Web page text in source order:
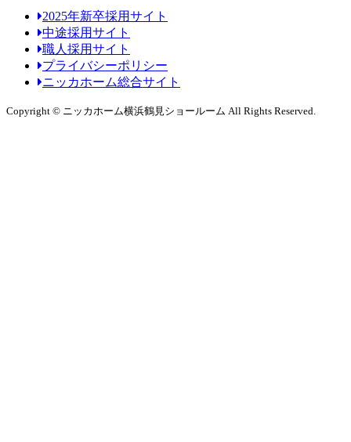
2025年新卒採用サイト
中途採用サイト
職人採用サイト
プライバシーポリシー
ニッカホーム総合サイト
Copyright © ニッカホーム横浜鶴見ショールーム All Rights Reserved.